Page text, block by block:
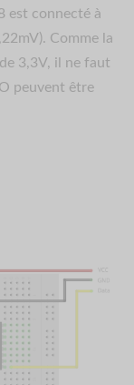
est connecté à
Comme la
3,3V, il ne faut
peuvent être